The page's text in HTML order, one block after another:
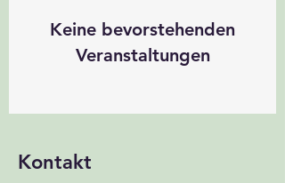
Keine bevorstehenden
Veranstaltungen
Kontakt